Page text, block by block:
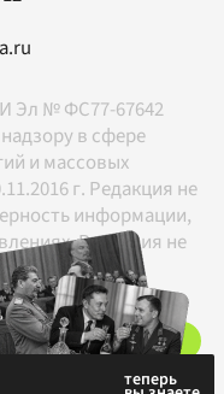
Эл № ФС77-67642
в сфере
и массовых
г. Редакция не
информации,
Редакция не
с